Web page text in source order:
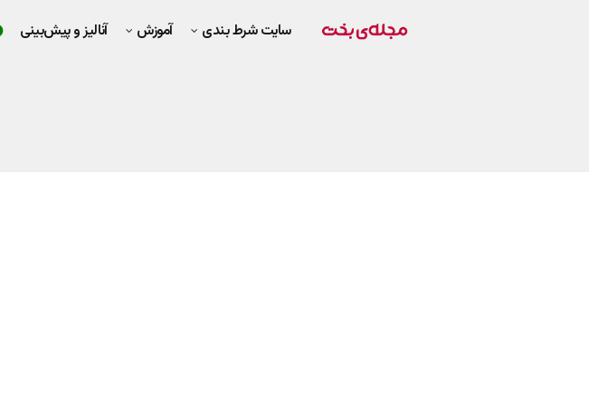
سایت شرط بندی آموزش آنالیز و پیش‌بینی